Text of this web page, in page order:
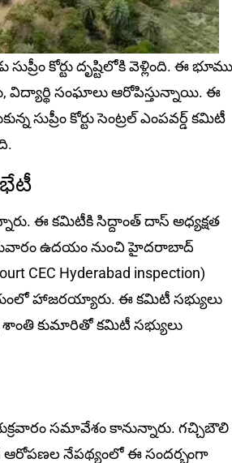
కోర్టు దృష్టిలోకి వెళ్లింది. ఈ
విద్యార్థి సంఘాలు ఆరోపిస్తున్నాయి. ఈ
కోర్టు సెంట్రల్ ఎంపవర్డ్ కమిటీ
భేటీ
ఈ కమిటీకి సిద్దాంత్ దాస్ అధ్యక్షత
ఉదయం నుంచి హైదరాబాద్
CEC Hyderabad inspection)
హాజరయ్యారు. ఈ కమిటీ సభ్యులు
శాంతి కుమారితో కమిటీ సభ్యులు
సమావేశం కానున్నారు. గచ్చిబౌలి
ఆరోప‌ణ‌ల నేప‌థ్యంలో ఈ సందర్భంగా